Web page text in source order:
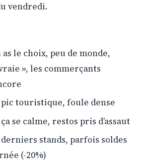
vendredi.
as le choix, peu de monde,
», les commerçants
pic touristique, foule dense
se calme, restos pris d’assaut
derniers stands, parfois soldes
(-20%)